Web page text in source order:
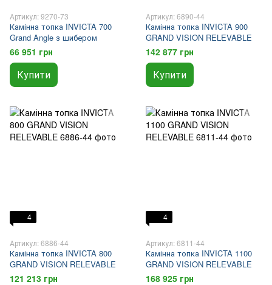
Артикул: 9270-73
Камінна топка INVICTA 700
Grand Angle з шибером
66 951 грн
Купити
Артикул: 6890-44
Камінна топка INVICTA 900
GRAND VISION RELEVABLE
142 877 грн
Купити
4
Артикул: 6886-44
Камінна топка INVICTA 800
GRAND VISION RELEVABLE
121 213 грн
4
Артикул: 6811-44
Камінна топка INVICTA 1100
GRAND VISION RELEVABLE
168 925 грн